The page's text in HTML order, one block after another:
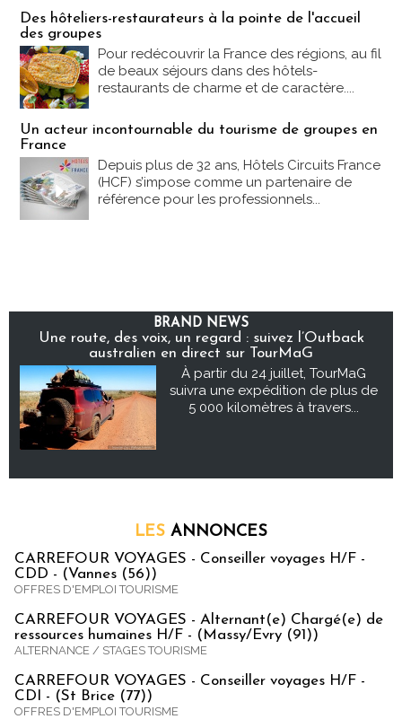
Des hôteliers-restaurateurs à la pointe de l'accueil
des groupes
Pour redécouvrir la France des régions, au fil
de beaux séjours dans des hôtels-
restaurants de charme et de caractère....
Un acteur incontournable du tourisme de groupes en
France
Depuis plus de 32 ans, Hôtels Circuits France
(HCF) s’impose comme un partenaire de
référence pour les professionnels...
BRAND NEWS
Une route, des voix, un regard : suivez l’Outback
australien en direct sur TourMaG
À partir du 24 juillet, TourMaG
suivra une expédition de plus de
5 000 kilomètres à travers...
LES ANNONCES
CARREFOUR VOYAGES - Conseiller voyages H/F -
CDD - (Vannes (56))
OFFRES D'EMPLOI TOURISME
CARREFOUR VOYAGES - Alternant(e) Chargé(e) de
ressources humaines H/F - (Massy/Evry (91))
ALTERNANCE / STAGES TOURISME
CARREFOUR VOYAGES - Conseiller voyages H/F -
CDI - (St Brice (77))
OFFRES D'EMPLOI TOURISME